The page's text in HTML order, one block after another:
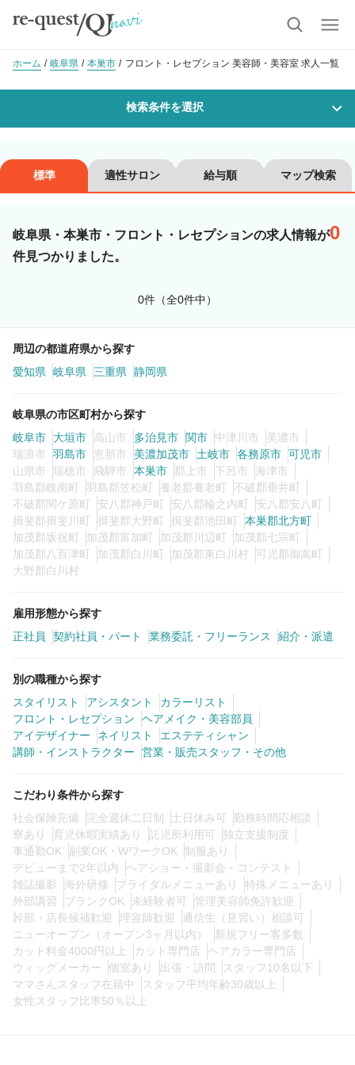
ホーム 岐阜県 本巣市 フロント・レセプション 美容師・美容室 求人一覧
検索条件を選択
沿線・駅を選択 市区町村を選択
本巣市
美容師スタイリスト
カラーリスト
ヘアメイク・美容部員
ネイリスト エステティシャン
講師・インストラクター 営業・販売スタッフ・その他
雇用形態
業務委託・フリーランス
この条件の求人数0 件
標準 適性サロン 給与順 マップ検索
岐阜県・本巣市・フロント・レセプションの求人情報が0
件見つかりました。
0件（全0件中）
周辺の都道府県から探す
愛知県
岐阜県 三重県 静岡県
岐阜県の市区町村から探す
岐阜市
大垣市 高山市 多治見市 関市 中津川市
美濃市
瑞浪市
羽島市 恵那市 美濃加茂市 土岐市 各務原市 可児市
山県市
瑞穂市 飛騨市 本巣市 郡上市 下呂市
海津市
羽島郡岐南町
羽島郡笠松町 養老郡養老町
不破郡垂井町
不破郡関ケ原町
安八郡神戸町 安八郡輪之内町
安八郡安八町
揖斐郡揖斐川町
揖斐郡大野町 揖斐郡池田町
本巣郡北方町
加茂郡坂祝町
加茂郡富加町 加茂郡川辺町
加茂郡七宗町
加茂郡八百津町
加茂郡白川町 加茂郡東白川村
可児郡御嵩町
大野郡白川村
雇用形態から探す
正社員
契約社員・パート 業務委託・フリーランス 紹介・派遣
別の職種から探す
スタイリスト
アシスタント
カラーリスト
フロント・レセプション
ヘアメイク・美容部員
アイデザイナー
ネイリスト
エステティシャン
講師・インストラクター
営業・販売スタッフ・その他
こだわり条件から探す
社会保険完備
完全週休二日制 土日休み可
勤務時間応相談
寮あり
育児休暇実績あり 託児所利用可
独立支援制度
車通勤OK
副業OK・WワークOK
制服あり
デビューまで2年以内
ヘアショー・撮影会・コンテスト
雑誌撮影
海外研修 ブライダルメニューあり
特殊メニューあり
外部講習
ブランクOK 未経験者可
管理美容師免許歓迎
幹部・店長候補歓迎
理容師歓迎
通信生（見習い）相談可
ニューオープン（オープン3ヶ月以内）
新規フリー客多数
カット料金4000円以上
カット専門店
ヘアカラー専門店
ウィッグメーカー
個室あり 出張・訪問
スタッフ10名以下
ママさんスタッフ在籍中
スタッフ平均年齢30歳以上
女性スタッフ比率50％以上